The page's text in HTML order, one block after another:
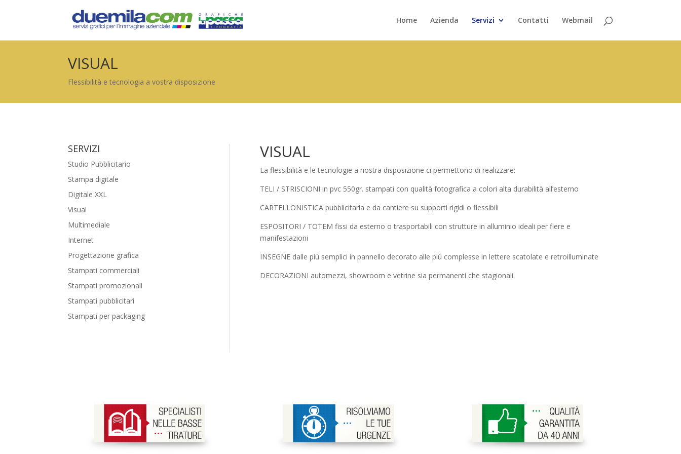
Home Azienda Servizi Contatti Webmail
VISUAL
Flessibilità e tecnologia a vostra disposizione
SERVIZI
Studio Pubblicitario
Stampa digitale
Digitale XXL
Visual
Multimediale
Internet
Progettazione grafica
Stampati commerciali
Stampati promozionali
Stampati pubblicitari
Stampati per packaging
VISUAL
La flessibilità e le tecnologie a nostra disposizione ci permettono di realizzare:
TELI / STRISCIONI in pvc 550gr. stampati con qualità fotografica a colori alta durabilità all’esterno
CARTELLONISTICA pubblicitaria e da cantiere su supporti rigidi o flessibili
ESPOSITORI / TOTEM fissi da esterno o trasportabili con strutture in alluminio ideali per fiere e
manifestazioni
INSEGNE dalle più semplici in pannello decorato alle più complesse in lettere scatolate e retroilluminate
DECORAZIONI automezzi, showroom e vetrine sia permanenti che stagionali.